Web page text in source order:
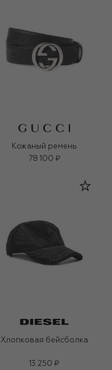
Кожаный ремень
78 100 ₽
Хлопковая бейсболка
13 250 ₽